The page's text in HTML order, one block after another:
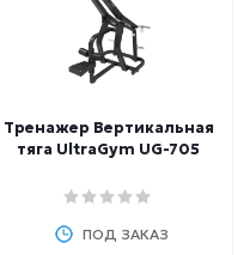
Тренажер Вертикальная
тяга UltraGym UG-705
ПОД ЗАКАЗ